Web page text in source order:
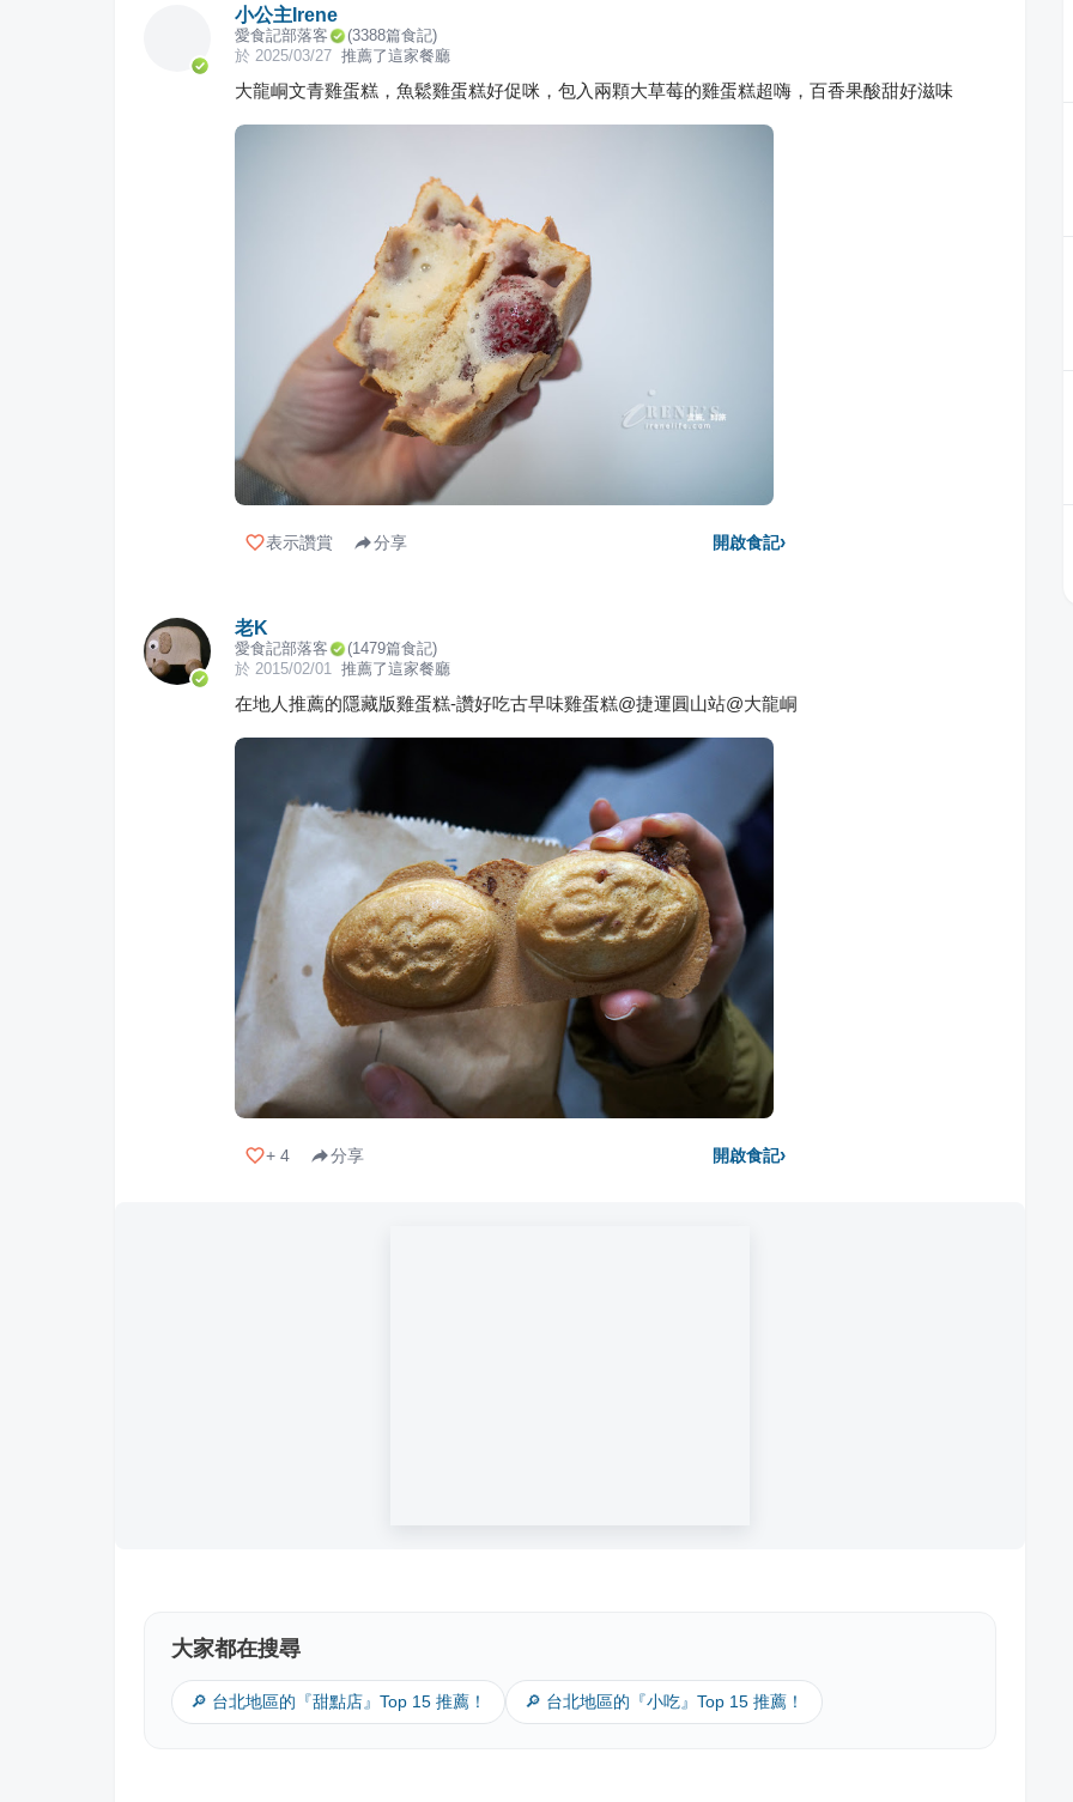
小公主Irene
愛食記部落客 (3388篇食記)
於 2025/03/27 推薦了這家餐廳
大龍峒文青雞蛋糕，魚鬆雞蛋糕好促咪，包入兩顆大草莓的雞蛋糕超嗨，百香果酸甜好滋味
表示讚賞 分享 開啟食記›
老K
愛食記部落客 (1479篇食記)
於 2015/02/01 推薦了這家餐廳
在地人推薦的隱藏版雞蛋糕-讚好吃古早味雞蛋糕@捷運圓山站@大龍峒
+ 4 分享 開啟食記›
大家都在搜尋
🔎 台北地區的『甜點店』Top 15 推薦！ 🔎 台北地區的『小吃』Top 15 推薦！